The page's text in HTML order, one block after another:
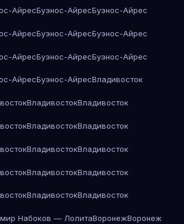
АйресБуэнос-АйресБуэнос-Айрес
АйресБуэнос-АйресБуэнос-Айрес
АйресБуэнос-АйресБуэнос-Айрес
АйресБуэнос-АйресВладивосток
ВладивостокВладивосток
ВладивостокВладивосток
ВладивостокВладивосток
ВладивостокВладивосток
ВладивостокВладивосток
Набоков — ЛолитаВоронежВоронеж